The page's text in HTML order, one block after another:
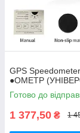
GPS
●ОМЕТР
Готово до
1 377,50 ₴ 1